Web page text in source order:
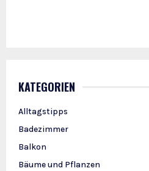
KATEGORIEN
Alltagstipps
Badezimmer
Balkon
Bäume und Pflanzen